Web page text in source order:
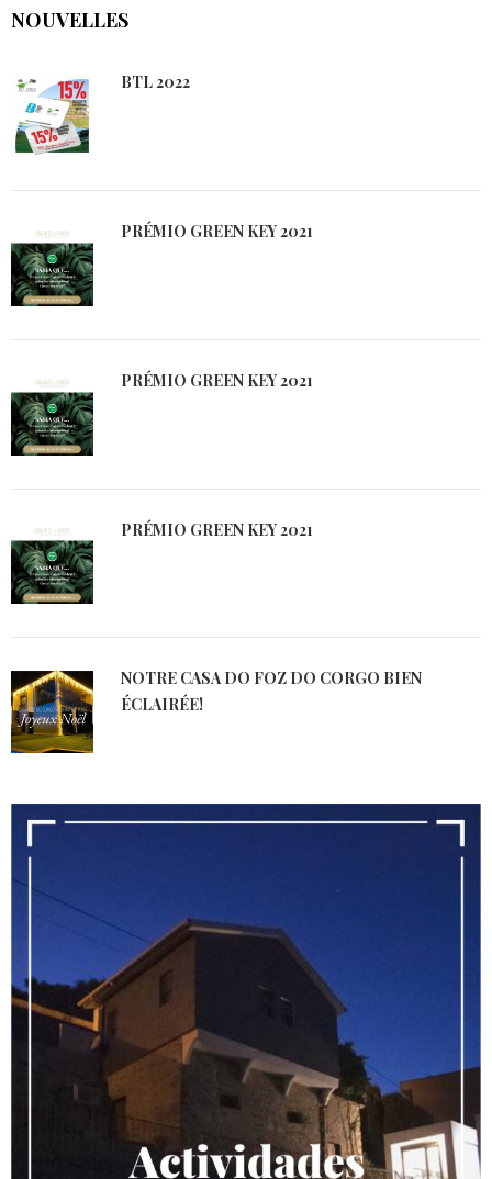
NOUVELLES
BTL 2022
PRÉMIO GREEN KEY 2021
PRÉMIO GREEN KEY 2021
PRÉMIO GREEN KEY 2021
NOTRE CASA DO FOZ DO CORGO BIEN
ÉCLAIRÉE!